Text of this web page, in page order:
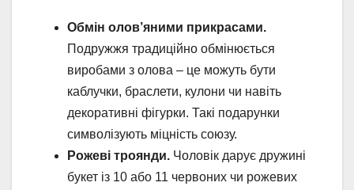
Обмін олов’яними прикрасами.
Подружжя традиційно обмінюється
виробами з олова – це можуть бути
каблучки, браслети, кулони чи навіть
декоративні фігурки. Такі подарунки
символізують міцність союзу.
Рожеві троянди. Чоловік дарує дружині
букет із 10 або 11 червоних чи рожевих